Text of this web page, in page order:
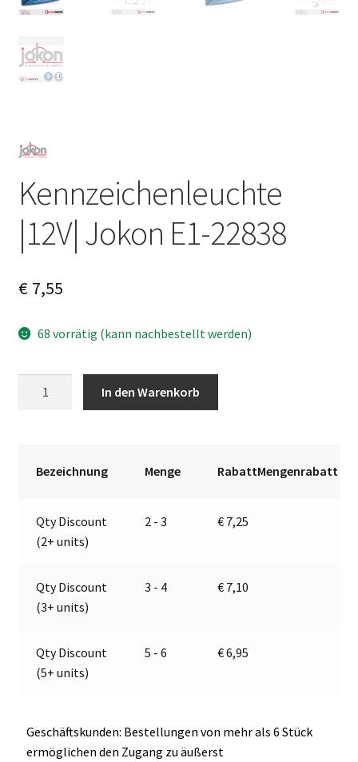
Kennzeichenleuchte
|12V| Jokon E1-22838
€7,55
68 vorrätig (kann nachbestellt werden)
In den Warenkorb
r
t
e
Bezeichnung Menge RabattMengenrabatt
Qty Discount
(2+ units)
2 - 3 € 7,25
Qty Discount
(3+ units)
3 - 4 € 7,10
Qty Discount
(5+ units)
5 - 6 €6,95
Geschäftskunden: Bestellungen von mehr als 6 Stück
ermöglichen den Zugang zu äußerst